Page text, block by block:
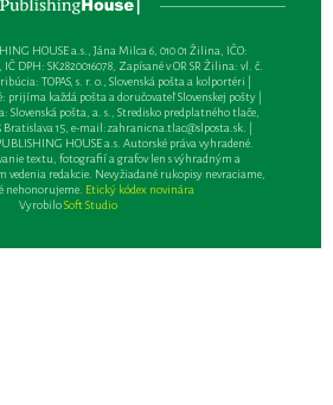
HOUSE a.s., Jána Milca 6, 010 01 Žilina, IČO:
IČ DPH: SK2820016078, Zapísané v OR SR Žilina: vl. č.
TOPAS, s. r. o., Slovenská pošta a kolportéri |
prijíma každá pošta a doručovateľ Slovenskej pošty |
Slovenská pošta, a. s., Stredisko predplatného tlače,
Bratislava 15, e-mail:zahranicna.tlac@slposta.sk. |
HOUSE a.s. Autorské práva vyhradené.
textu, fotografií a grafov len s výhradným a
vedenia redakcie. Nevyžiadané rukopisy nevraciame,
nehonorujeme. Etický kódex novinára
VyrobiloSoft Studio